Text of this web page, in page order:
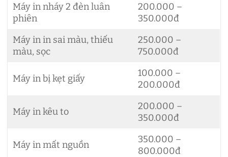
Máy in nháy 2 đèn luân
phiên
200.000 –
350.000đ
Máy in in sai màu, thiếu
màu, sọc
250.000 –
750.000đ
Máy in bị kẹt giấy
100.000 –
200.000đ
Máy in kêu to
200.000 –
350.000đ
Máy in mất nguồn
350.000 –
800.000đ